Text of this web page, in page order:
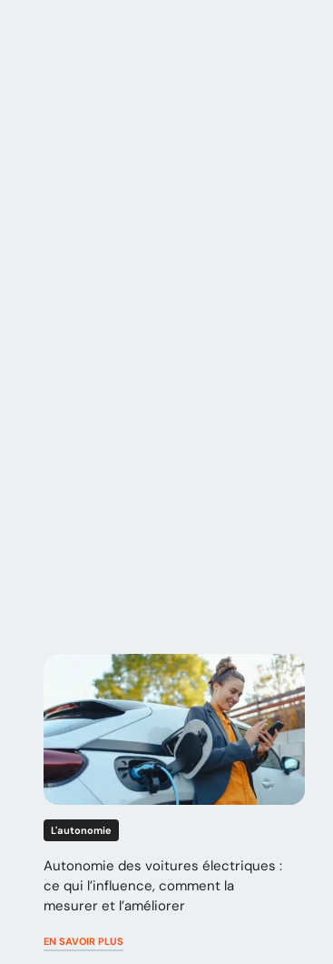
L'autonomie
Autonomie des voitures électriques :
ce qui l’influence, comment la
mesurer et l’améliorer
EN SAVOIR PLUS